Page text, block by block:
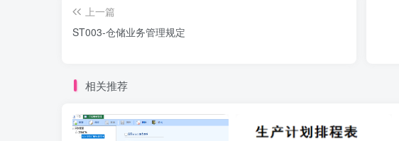
上一篇
ST003-仓储业务管理规定
相关推荐